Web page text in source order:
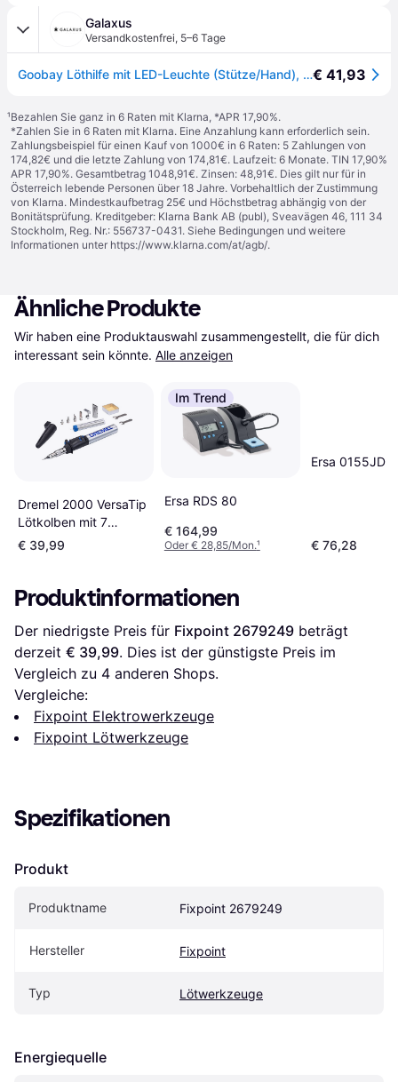
Galaxus
Versandkostenfrei, 5–6 Tage
Goobay Löthilfe mit LED-Leuchte (Stütze/Hand), Lötgerät Zubehör, Schwarz€ 41,93
¹Bezahlen Sie ganz in 6 Raten mit Klarna, *APR 17,90%.
*Zahlen Sie in 6 Raten mit Klarna. Eine Anzahlung kann erforderlich sein.
Zahlungsbeispiel für einen Kauf von 1000€ in 6 Raten: 5 Zahlungen von
174,82€ und die letzte Zahlung von 174,81€. Laufzeit: 6 Monate. TIN 17,90%
APR 17,90%. Gesamtbetrag 1048,91€. Zinsen: 48,91€. Dies gilt nur für in
Österreich lebende Personen über 18 Jahre. Vorbehaltlich der Zustimmung
von Klarna. Mindestkaufbetrag 25€ und Höchstbetrag abhängig von der
Bonitätsprüfung. Kreditgeber: Klarna Bank AB (publ), Sveavägen 46, 111 34
Stockholm, Reg. Nr.: 556737-0431. Siehe Bedingungen und weitere
Informationen unter https://www.klarna.com/at/agb/.
Ähnliche Produkte
Wir haben eine Produktauswahl zusammengestellt, die für dich
interessant sein könnte. Alle anzeigen
Dremel 2000 VersaTip
Lötkolben mit 7
Wechselspitzen
€ 39,99
Im Trend
Ersa RDS 80
€ 164,99
Oder € 28,85/Mon.¹
Ersa 0155JD
€ 76,28
Produktinformationen
Der niedrigste Preis für Fixpoint 2679249 beträgt
derzeit € 39,99. Dies ist der günstigste Preis im
Vergleich zu 4 anderen Shops.
Vergleiche:
Fixpoint Elektrowerkzeuge
Fixpoint Lötwerkzeuge
Spezifikationen
Produkt
Produktname Fixpoint 2679249
Hersteller Fixpoint
Typ Lötwerkzeuge
Energiequelle